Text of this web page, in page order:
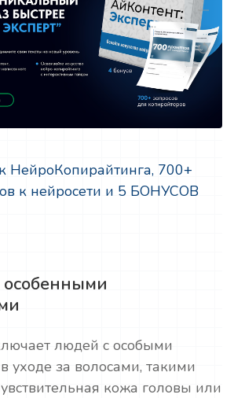
НейроКопирайтинга, 700+
к нейросети и 5 БОНУСОВ
людей с особыми
уходе за волосами, такими
кожа головы или